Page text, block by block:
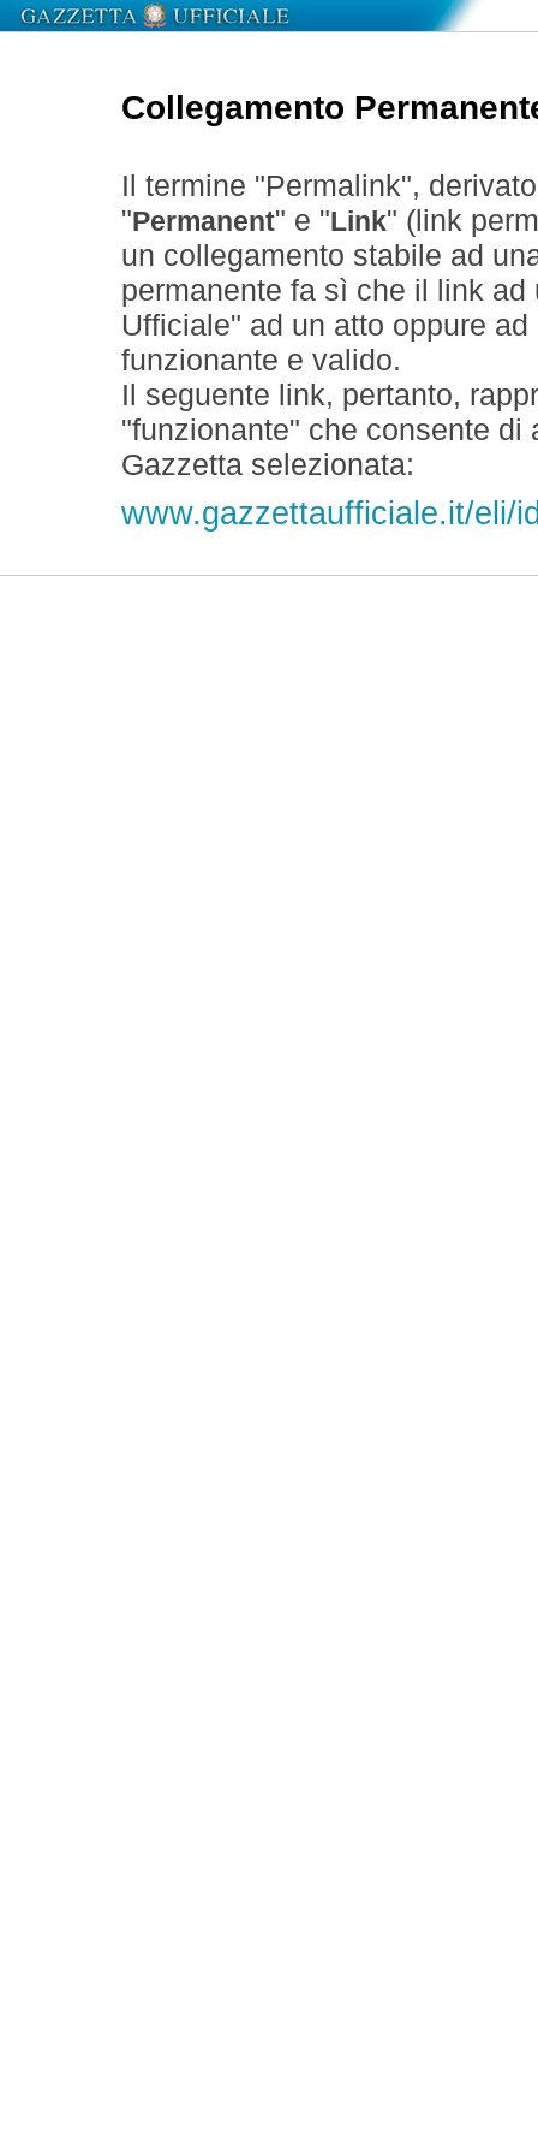
Collegamento
Il termine "Permalink",
" Permanent" e " Link" (link
un collegamento stabile ad
permanente fa sì che il link
Ufficiale" ad un atto oppure
funzionante e valido.
Il seguente link, pertanto,
"funzionante" che consente
Gazzetta selezionata:
www.gazzettaufficiale.it/eli/